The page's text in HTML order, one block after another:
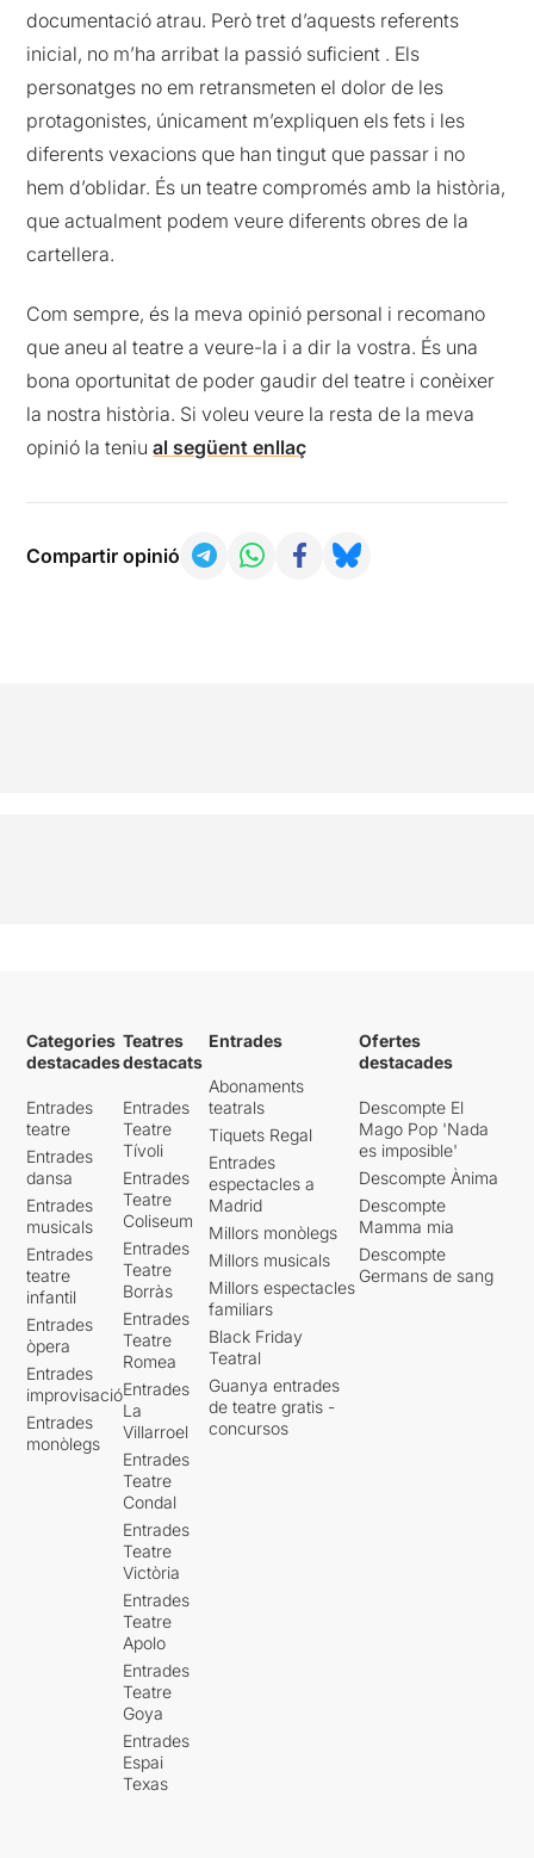
documentació atrau. Però tret d’aquests referents
inicial, no m’ha arribat la passió suficient . Els
personatges no em retransmeten el dolor de les
protagonistes, únicament m’expliquen els fets i les
diferents vexacions que han tingut que passar i no
hem d’oblidar. És un teatre compromés amb la història,
que actualment podem veure diferents obres de la
cartellera.
Com sempre, és la meva opinió personal i recomano
que aneu al teatre a veure-la i a dir la vostra. És una
bona oportunitat de poder gaudir del teatre i conèixer
la nostra història. Si voleu veure la resta de la meva
opinió la teniual següent enllaç
Compartir opinió
Categories
destacades
Entrades
teatre
Entrades
dansa
Entrades
musicals
Entrades
teatre
infantil
Entrades
òpera
Entrades
improvisació
Entrades
monòlegs
Teatres
destacats
Entrades
Teatre
Tívoli
Entrades
Teatre
Coliseum
Entrades
Teatre
Borràs
Entrades
Teatre
Romea
Entrades
La
Villarroel
Entrades
Teatre
Condal
Entrades
Teatre
Victòria
Entrades
Teatre
Apolo
Entrades
Teatre
Goya
Entrades
Espai
Texas
Entrades
Abonaments
teatrals
Tiquets Regal
Entrades
espectacles a
Madrid
Millors monòlegs
Millors musicals
Millors espectacles
familiars
Black Friday
Teatral
Guanya entrades
de teatre gratis -
concursos
Ofertes
destacades
Descompte El
Mago Pop 'Nada
es imposible'
Descompte Ànima
Descompte
Mamma mia
Descompte
Germans de sang